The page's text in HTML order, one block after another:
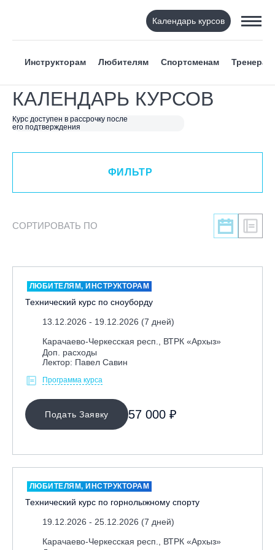
Календарь курсов
Инструкторам Любителям Спортсменам Тренерам
КАЛЕНДАРЬ КУРСОВ
Курс доступен в рассрочку после
его подтверждения
ФИЛЬТР
ВИД СПОРТА
Я ХОЧУ
КАТЕГОРИЯ
ЛЕКТОР
МЕСТО ПРОВЕДЕНИЯ
Байкальск, ГЛЦ «Гора Соболиная»
Вологодская обл., ГЛК "Ципина гора"
Грузия, ГК «Гудаури»
Дистанционно
Екатеринбург, ГЛЦ «Уктус»
Ижевск, КАО «Нечкино»
ФИЛЬТР
СОРТИРОВАТЬ ПО
ЛЮБИТЕЛЯМ, ИНСТРУКТОРАМ
Технический курс по сноуборду
13.12.2026 - 19.12.2026 (7 дней)
Карачаево-Черкесская респ., ВТРК «Архыз»
Доп. расходы
Лектор: Павел Савин
Программа курса
Подать Заявку 57 000 ₽
ЛЮБИТЕЛЯМ, ИНСТРУКТОРАМ
Технический курс по горнолыжному спорту
19.12.2026 - 25.12.2026 (7 дней)
Карачаево-Черкесская респ., ВТРК «Архыз»